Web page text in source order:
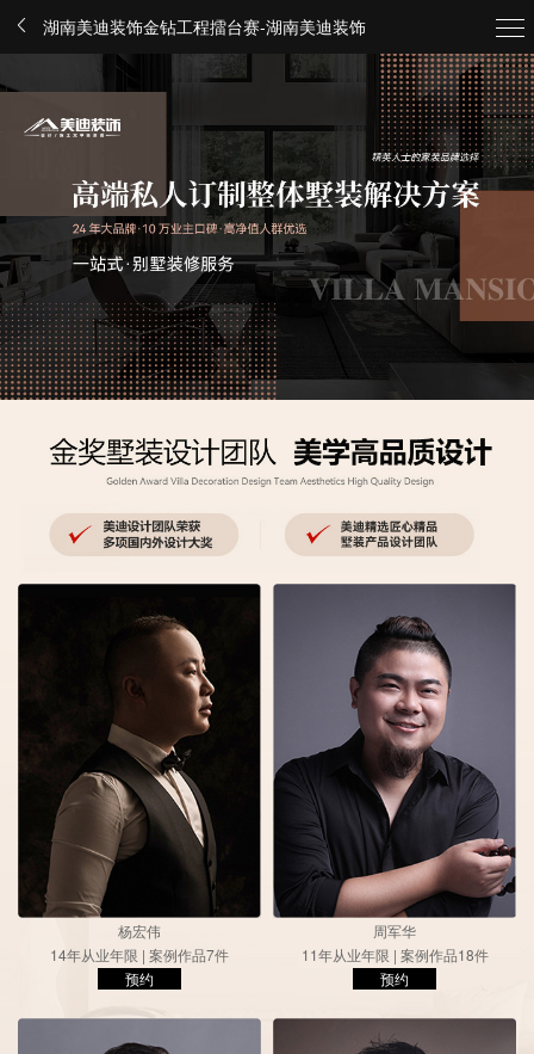
湖南美迪装饰金钻工程擂台赛-湖南美迪装饰
杨宏伟
14年从业年限 | 案例作品7件
预约
周军华
11年从业年限 | 案例作品18件
预约